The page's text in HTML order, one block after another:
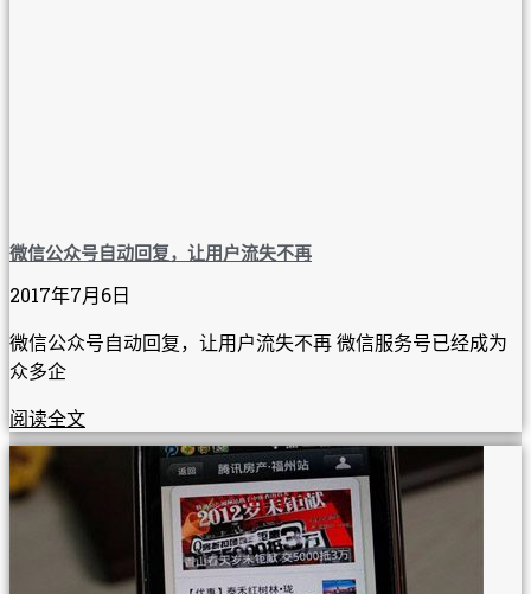
微信公众号自动回复，让用户流失不再
2017年7月6日
微信公众号自动回复，让用户流失不再 微信服务号已经成为
众多企
阅读全文